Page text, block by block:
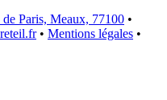
Paris, Meaux, 77100 •
• Mentions légales •